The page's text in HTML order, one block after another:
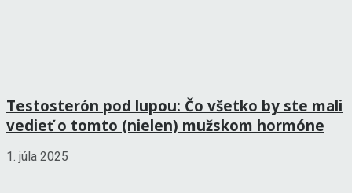
Testosterón pod lupou: Čo všetko by ste mali
vedieť o tomto (nielen) mužskom hormóne
1. júla 2025